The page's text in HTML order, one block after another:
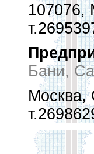
107076,
Бани,
Москва,